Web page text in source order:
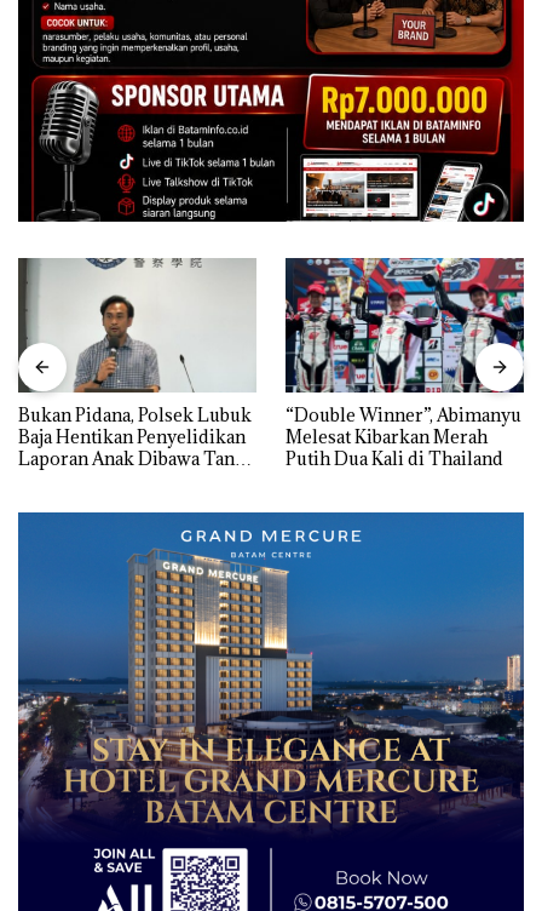
Bukan Pidana, Polsek Lubuk
Baja Hentikan Penyelidikan
Laporan Anak Dibawa Tanpa
“Double Winner”, Abimanyu
Melesat Kibarkan Merah
Putih Dua Kali di Thailand